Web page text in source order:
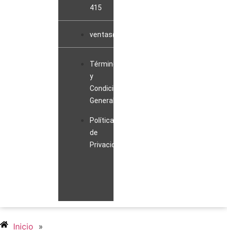
415
ventas@sopladorblowerperu.com
Términos
y
Condiciones
Generales
Políticas
de
Privacidad
Inicio »